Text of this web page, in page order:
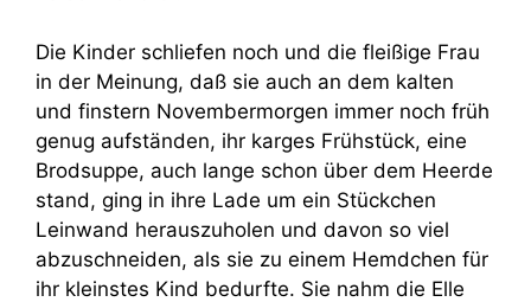
Die Kinder schliefen noch und die fleißige Frau
in der Meinung, daß sie auch an dem kalten
und finstern Novembermorgen immer noch früh
genug aufständen, ihr karges Frühstück, eine
Brodsuppe, auch lange schon über dem Heerde
stand, ging in ihre Lade um ein Stückchen
Leinwand herauszuholen und davon so viel
abzuschneiden, als sie zu einem Hemdchen für
ihr kleinstes Kind bedurfte. Sie nahm die Elle